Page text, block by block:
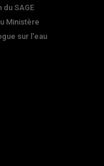
SAGE
Ministère
sur l'eau